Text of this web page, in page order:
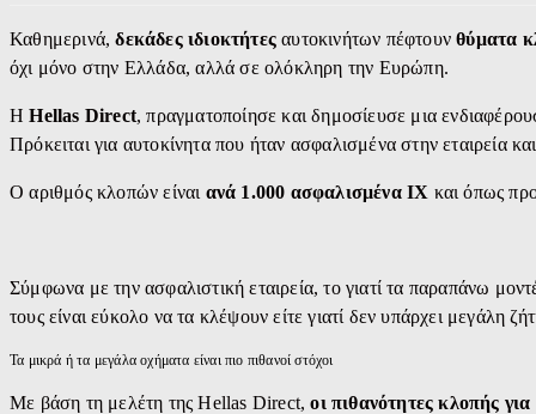
Καθημερινά, δεκάδες ιδιοκτήτες αυτοκινήτων πέφτουνθύματα
όχι μόνο στην Ελλάδα, αλλά σε ολόκληρη την Ευρώπη.
ΗHellas Direct,πραγματοποίησε και δημοσίευσε μια
Πρόκειται για αυτοκίνητα που ήταν ασφαλισμένα στην εταιρεία
Ο αριθμός κλοπών είναι ανά 1.000 ασφαλισμένα ΙΧ και όπως
Σύμφωνα με την ασφαλιστική εταιρεία, το γιατί τα παραπάνω
τους είναι εύκολο να τα κλέψουν είτε γιατί δεν υπάρχει μεγάλη
Τα μικρά ή τα μεγάλα οχήματα είναι πιο πιθανοί στόχοι
Με βάση τη μελέτη της Hellas Direct, οι πιθανότητες κλοπής